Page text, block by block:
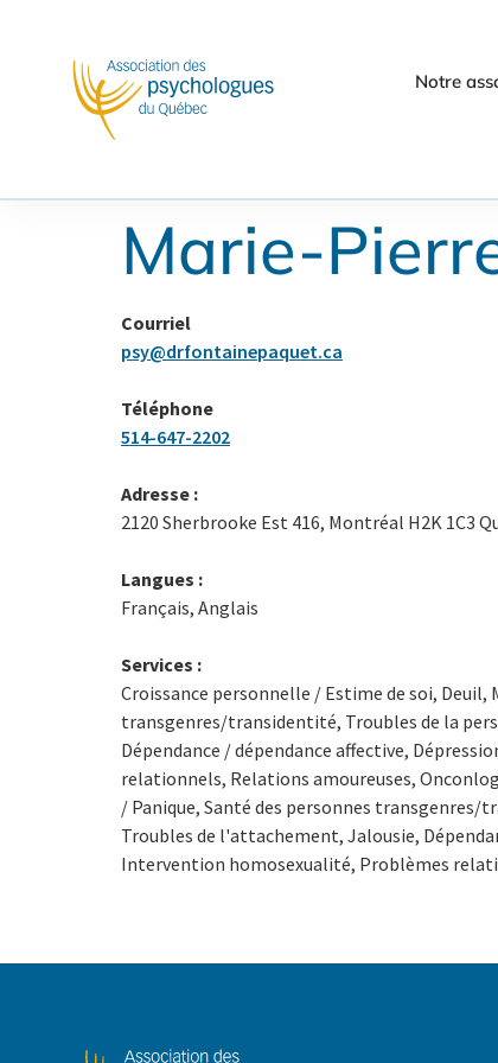
Notre
Marie-
Courriel
psy@drfontainepaquet.ca
Téléphone
514-647-2202
Adresse :
2120 Sherbrooke Est 416, Montréal H2K 1C3
Langues :
Français, Anglais
Services :
Croissance personnelle / Estime de soi, Deuil,
transgenres/transidentité, Troubles de la
Dépendance / dépendance affective,
relationnels, Relations amoureuses,
/ Panique, Santé des personnes
Troubles de l'attachement, Jalousie,
Intervention homosexualité, Problèmes